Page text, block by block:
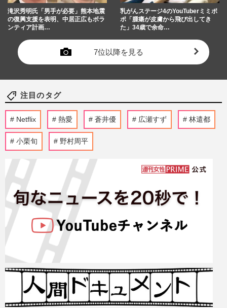
滝沢秀明氏「男手が必要」熊本地震
の復興支援を表明、中居正広もボラ
ンティア計画…
乳がんステージ4のYouTuberミミポ
ポ「腫瘍が皮膚から飛び出してき
た」34歳で余命…
7位以降を見る
注目のタグ
Netflix 熱愛 蒼井優 広瀬すず 林遣都
小栗旬 野村周平